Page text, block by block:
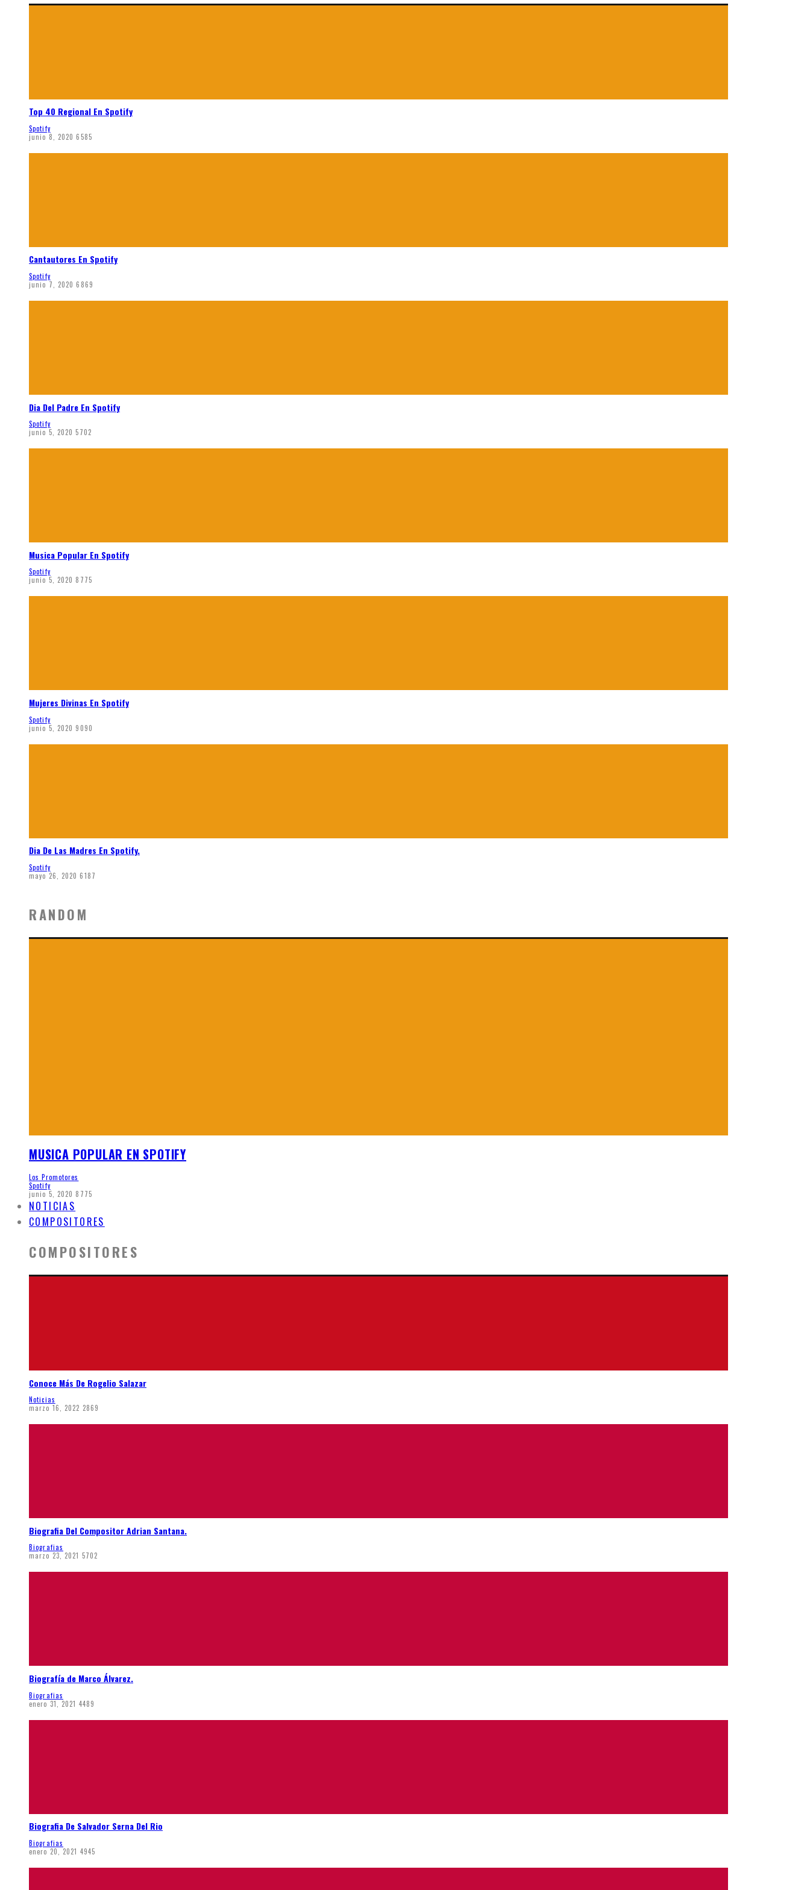
Top 40 Regional En Spotify
Spotify
junio 8, 2020 6585
Cantautores En Spotify
Spotify
junio 7, 2020 6869
Dia Del Padre En Spotify
Spotify
junio 5, 2020 5702
Musica Popular En Spotify
Spotify
junio 5, 2020 8775
Mujeres Divinas En Spotify
Spotify
junio 5, 2020 9090
Dia De Las Madres En Spotify.
Spotify
mayo 26, 2020 6187
RANDOM
MUSICA POPULAR EN SPOTIFY
Los Promotores
Spotify
junio 5, 2020 8775
NOTICIAS
COMPOSITORES
COMPOSITORES
Conoce Más De Rogelio Salazar
Noticias
marzo 16, 2022 2869
Biografia Del Compositor Adrian Santana.
Biografias
marzo 23, 2021 5702
Biografía de Marco Álvarez.
Biografias
enero 31, 2021 4489
Biografia De Salvador Serna Del Rio
Biografias
enero 20, 2021 4945